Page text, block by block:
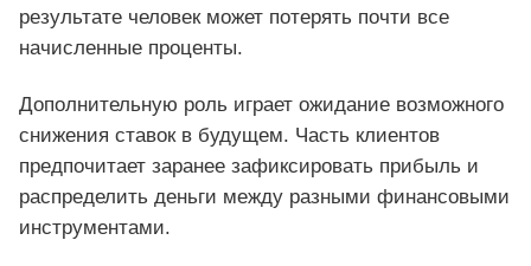
результате человек может потерять почти все
начисленные проценты.
Дополнительную роль играет ожидание возможного
снижения ставок в будущем. Часть клиентов
предпочитает заранее зафиксировать прибыль и
распределить деньги между разными финансовыми
инструментами.